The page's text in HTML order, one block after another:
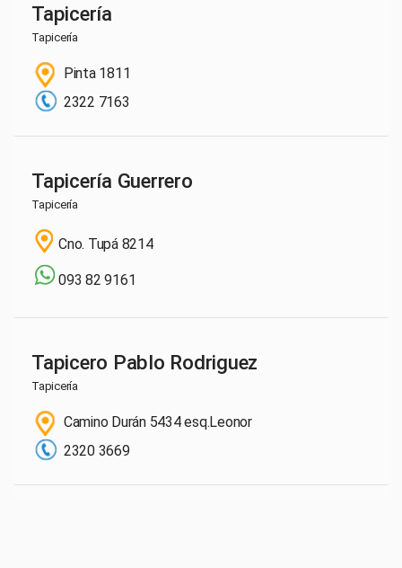
Tapicería
Tapicería
Pinta 1811
2322 7163
Tapicería Guerrero
Tapicería
Cno. Tupá 8214
093 82 9161
Tapicero Pablo Rodriguez
Tapicería
Camino Durán 5434 esq.Leonor
2320 3669